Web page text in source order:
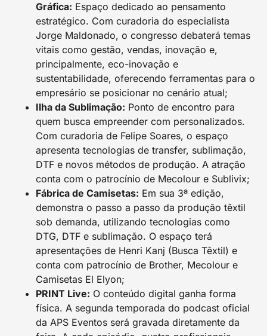
Gráfica: Espaço dedicado ao pensamento
estratégico. Com curadoria do especialista
Jorge Maldonado, o congresso debaterá temas
vitais como gestão, vendas, inovação e,
principalmente, eco-inovação e
sustentabilidade, oferecendo ferramentas para o
empresário se posicionar no cenário atual;
Ilha da Sublimação: Ponto de encontro para
quem busca empreender com personalizados.
Com curadoria de Felipe Soares, o espaço
apresenta tecnologias de transfer, sublimação,
DTF e novos métodos de produção. A atração
conta com o patrocínio de Mecolour e Sublivix;
Fábrica de Camisetas: Em sua 3ª edição,
demonstra o passo a passo da produção têxtil
sob demanda, utilizando tecnologias como
DTG, DTF e sublimação. O espaço terá
apresentações de Henri Kanj (Busca Têxtil) e
conta com patrocínio de Brother, Mecolour e
Camisetas El Elyon;
PRINT Live: O conteúdo digital ganha forma
física. A segunda temporada do podcast oficial
da APS Eventos será gravada diretamente da